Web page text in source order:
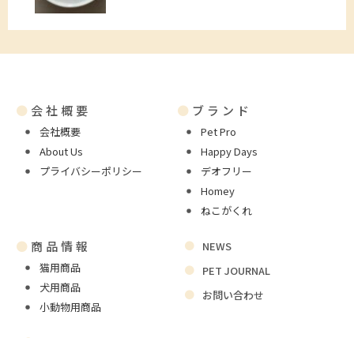
● 会社概要
会社概要
About Us
プライバシーポリシー
● ブランド
Pet Pro
Happy Days
デオフリー
Homey
ねこがくれ
● 商品情報
猫用商品
犬用商品
小動物用商品
NEWS
PET JOURNAL
お問い合わせ